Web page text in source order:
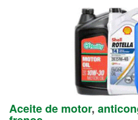
Aceite de motor,